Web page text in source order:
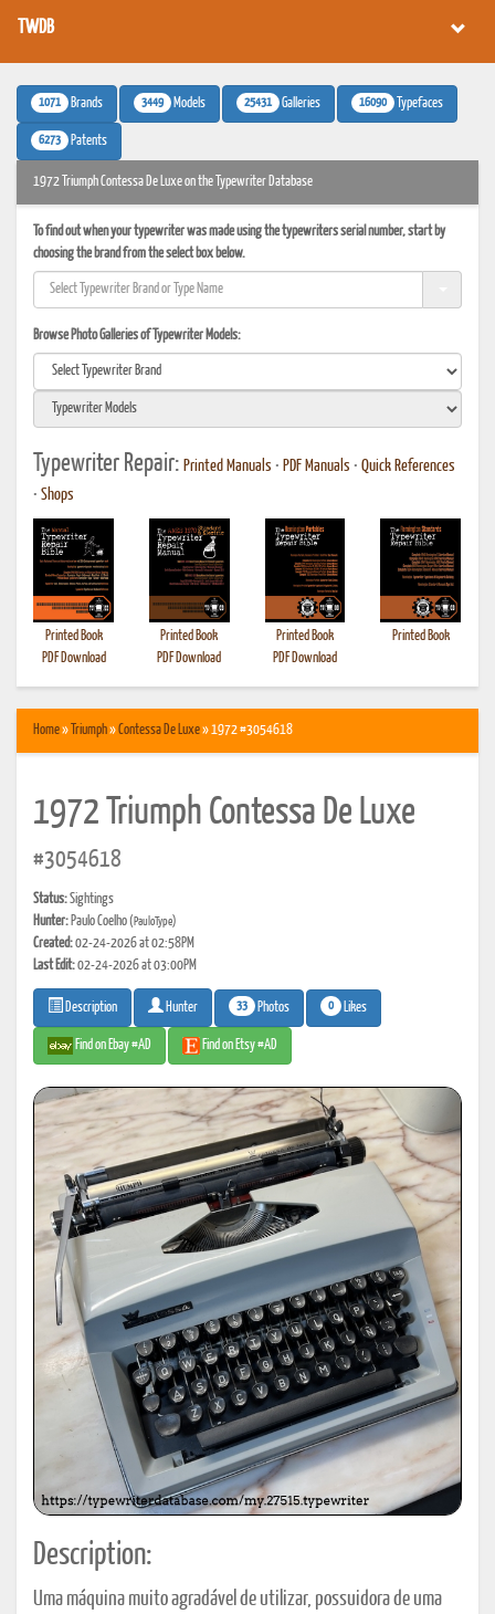
TWDB
1071 Brands 3449 Models 25431 Galleries 16090 Typefaces
6273 Patents
1972 Triumph Contessa De Luxe on the Typewriter Database
To find out when your typewriter was made using the typewriters serial number, start by
choosing the brand from the select box below.
Browse Photo Galleries of Typewriter Models:
Typewriter Repair: Printed Manuals • PDF Manuals • Quick References
• Shops
Printed Book
PDF Download
Printed Book
PDF Download
Printed Book
PDF Download
Printed Book
Home» Triumph»Contessa De Luxe» 1972 #3054618
1972 Triumph Contessa De Luxe
#3054618
Status:Sightings
Hunter: Paulo Coelho(PauloType)
Created:02-24-2026 at 02:58PM
Last Edit:02-24-2026 at 03:00PM
Description Hunter 33 Photos 0 Likes
Find on Ebay #AD Find on Etsy #AD
Description:
Uma máquina muito agradável de utilizar, possuidora de uma